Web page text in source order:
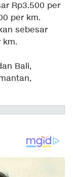
Rp3.500 per
per km.
sebesar
km.
Bali,